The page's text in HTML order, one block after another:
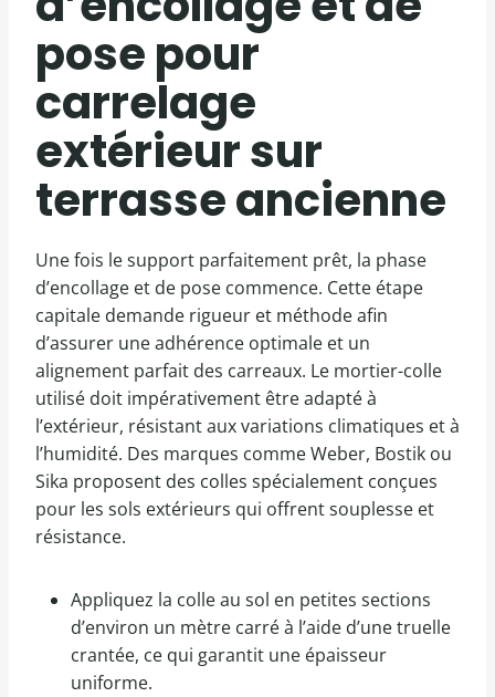
pose pour
carrelage
extérieur sur
terrasse ancienne
Une fois le support parfaitement prêt, la phase
d’encollage et de pose commence. Cette étape
capitale demande rigueur et méthode afin
d’assurer une adhérence optimale et un
alignement parfait des carreaux. Le mortier-colle
utilisé doit impérativement être adapté à
l’extérieur, résistant aux variations climatiques et à
l’humidité. Des marques comme Weber, Bostik ou
Sika proposent des colles spécialement conçues
pour les sols extérieurs qui offrent souplesse et
résistance.
Appliquez la colle au sol en petites sections
d’environ un mètre carré à l’aide d’une truelle
crantée, ce qui garantit une épaisseur
uniforme.